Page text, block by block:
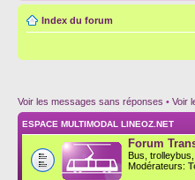
Index du forum
Voir les messages sans réponses • Voir
ESPACE MULTIMODAL LINEOZ.NET
Forum
Bus,
Modérateurs: